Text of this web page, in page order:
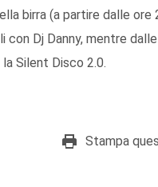
birra (a partire dalle ore
con Dj Danny, mentre
Silent Disco 2.0.
Stampa